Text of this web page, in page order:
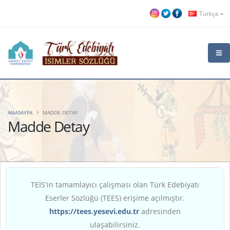
Türkçe
Madde Detay
ANASAYFA MADDE DETAY
TEİS'in tamamlayıcı çalışması olan Türk Edebiyatı
Eserler Sözlüğü (TEES) erişime açılmıştır.
https://tees.yesevi.edu.tr adresinden
ulaşabilirsiniz.